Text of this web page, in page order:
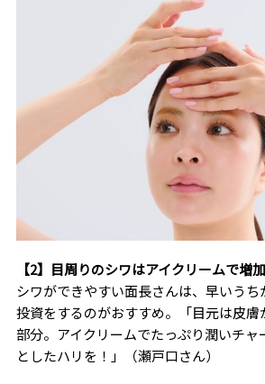
【2】目周りのシワはアイクリームで増
シワができやすい面長さんは、早いうち
投資をするのがおすすめ。「目元は皮
部分。アイクリームでたっぷり潤いチャ
としたハリを！」（瀬戸口さん）